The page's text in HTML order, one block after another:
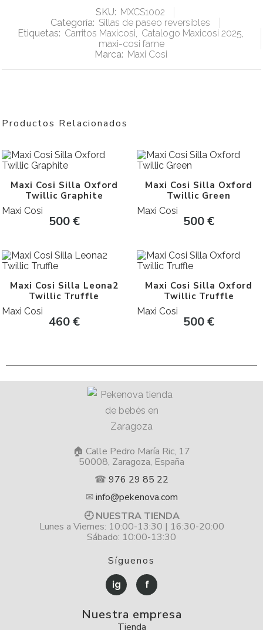
SKU: MXCS1002
Categoría: Sillas de paseo reversibles
Etiquetas: Carritos Maxicosi, Catalogo Maxicosi 2025,
maxi-cosi fame
Marca: Maxi Cosi
Productos Relacionados
Maxi Cosi Silla Oxford
Twillic Graphite
Maxi Cosi
500€
Maxi Cosi Silla Oxford
Twillic Green
Maxi Cosi
500€
Maxi Cosi Silla Leona2
Twillic Truffle
Maxi Cosi
460€
Maxi Cosi Silla Oxford
Twillic Truffle
Maxi Cosi
500€
🏠 Calle Pedro María Ric, 17
50008, Zaragoza, España
☎ 976 29 85 22
✉info@pekenova.com
🕘 NUESTRA TIENDA
Lunes a Viernes: 10:00-13:30 | 16:30-20:00
Sábado: 10:00-13:30
Síguenos
ig f
Nuestra empresa
Tienda